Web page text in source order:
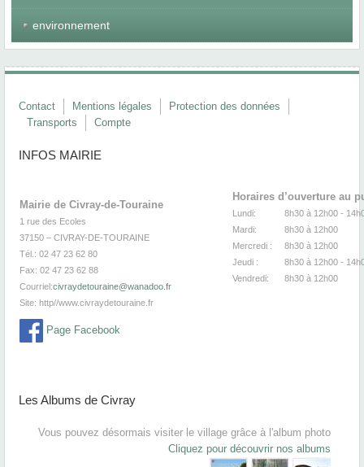
environnement
Contact Mentions légales
Protection des données
Transports
Compte
INFOS MAIRIE
Mairie de Civray-de-Touraine
1 rue des Ecoles
37150 – CIVRAY-DE-TOURAINE
Tél.: 02 47 23 62 80
Fax: 02 47 23 62 88
Courriel:civraydetouraine@wanadoo.fr
Site: http//www.civraydetouraine.fr
Page Facebook
Horaires d’ouverture au
Lundi:
8h30 à 12h00 -
Mardi:
8h30 à
Mercredi :
8h30 à
Jeudi :
8h30 à 12h00 -
Vendredi:
8h30 à
Les Albums de Civray
Vous pouvez désormais visiter le village grâce à l'album photo
Cliquez pour découvrir nos albums